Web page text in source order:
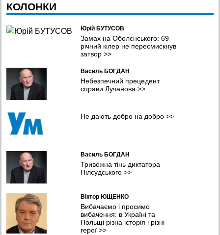
Легкозаймисті проблеми. Чому пальне стрімко дорожчає та чи
загрожує дефіцит?
Полонений, а не дезертир. Вйськовому з Полтавщини
знадобився ще рік, щоб відновити справедливість
У Хмельницькому планують створити систему
відеоспостереження та відеоаналітики з ШІ
08:04 05.08.2026
У Чернівцях представили результати дослідження якості води у
07:11 05.08.2026
Шокуюча статистика: мільйони українців покинули країну й
омбудсмен
23:16 04.08.2026
КОЛОНКИ
Юрій БУТУСОВ
Замах на Оболєнського: 69-
річний кілер не пересмискнув
затвор>>
Василь БОГДАН
Небезпечний прецедент
справи Лучанова >>
Не дають добро на добро>>
Василь БОГДАН
Тривожна тінь диктатора
Пілсудського>>
Віктор ЮЩЕНКО
Вибачаємо і просимо
вибачення: в Україні та
Польщі різна історія і різні
герої>>